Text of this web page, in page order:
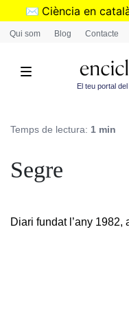
✉️ Ciència en
➜Subscriu-
Qui som Blog Contacte
El teu portal
Temps de lectura: 1 min
Segre
Diari fundat l’any 1982,